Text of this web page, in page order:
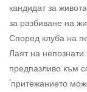
кандидат за
за разбиване на
Според клуба на
Лаят на
предпазливо към
'притежанието